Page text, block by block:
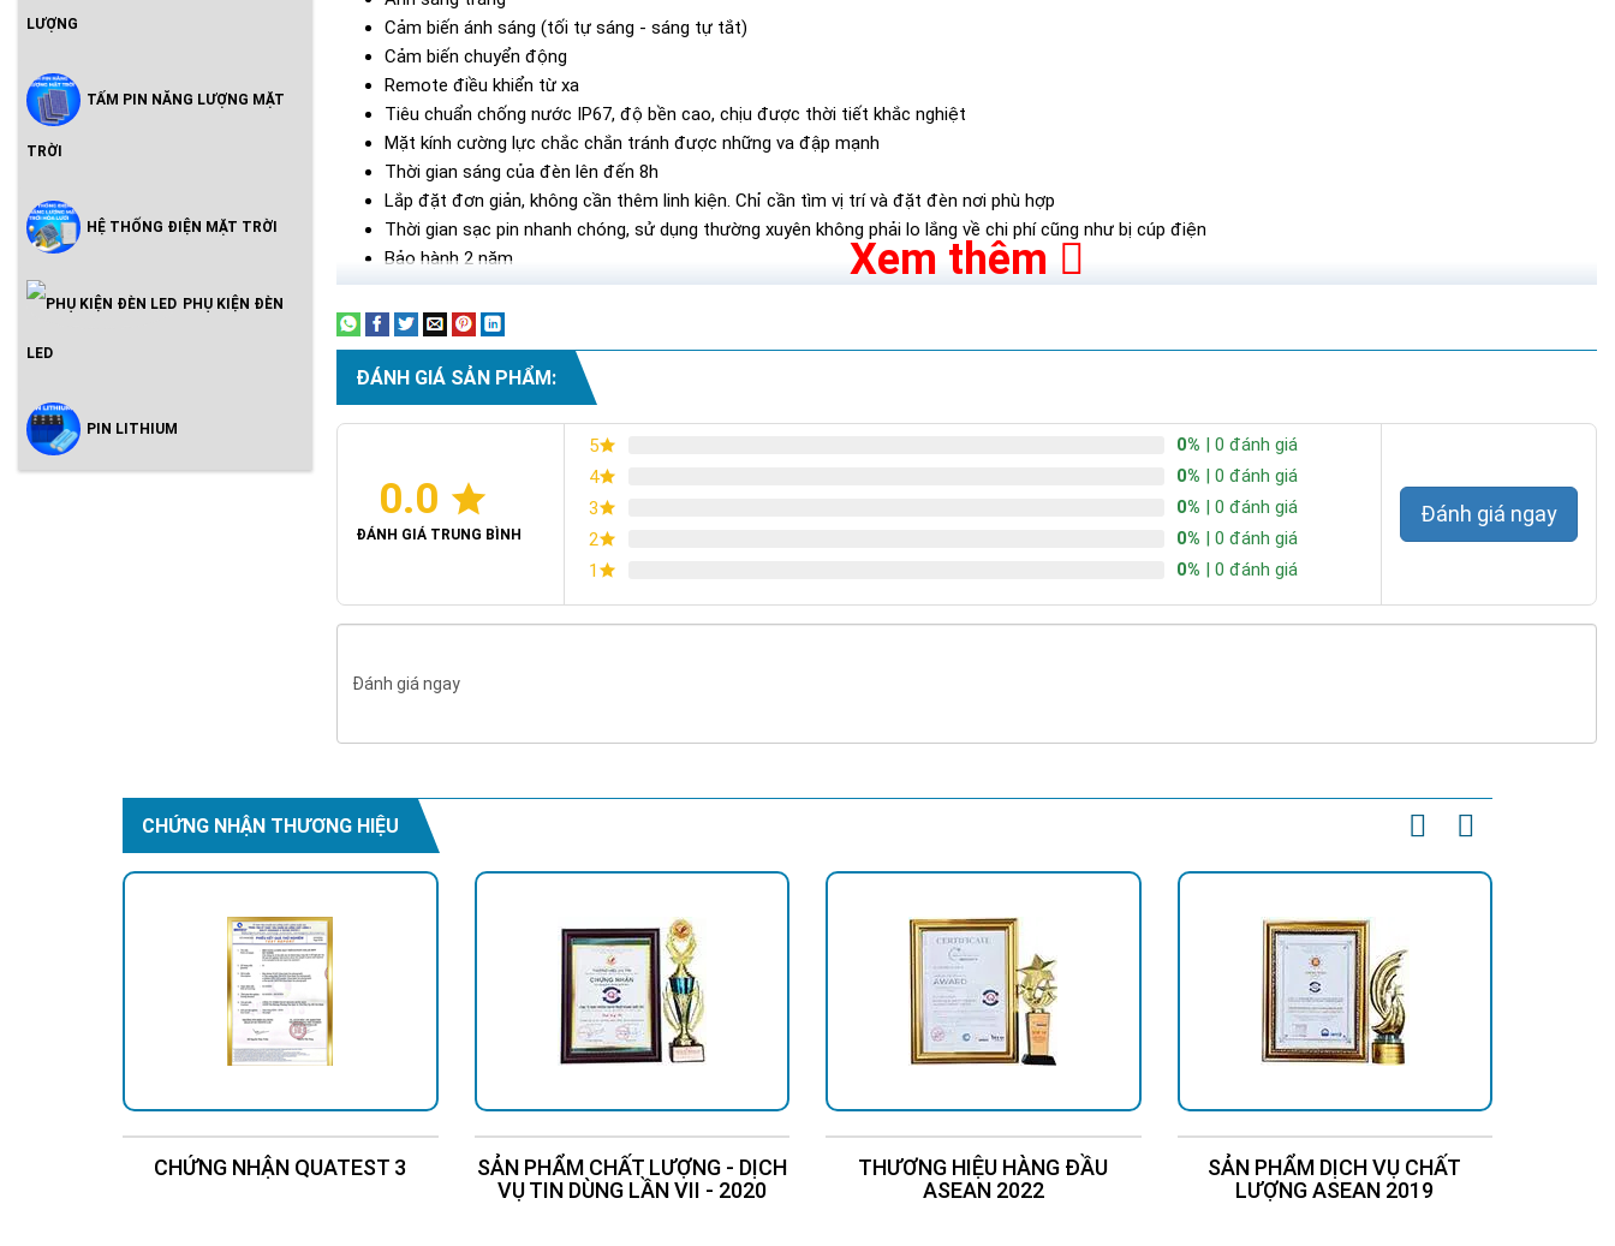
LƯỢNG
TẤM PIN NĂNG LƯỢNG MẶT
TRỜI
HỆ THỐNG ĐIỆN MẶT TRỜI
Inveter Hòa Lưới Có Lưu Trữ -
PHỤ KIỆN ĐÈN
LED
PIN LITHIUM
Cảm biến ánh sáng (tối tự sáng - sáng tự tắt)
Cảm biến chuyển động
Remote điều khiển từ xa
Tiêu chuẩn chống nước IP67, độ bền cao, chịu được thời tiết khắc nghiệt
Mặt kính cường lực chắc chắn tránh được những va đập mạnh
Thời gian sáng của đèn lên đến 8h
Lắp đặt đơn giản, không cần thêm linh kiện. Chỉ cần tìm vị trí và đặt đèn nơi phù hợp
Thời gian sạc pin nhanh chóng, sử dụng thường xuyên không phải lo lắng về chi phí cũng như bị cúp điện
Bảo hành 2 năm
Xem thêm
ĐÁNH GIÁ SẢN PHẨM:
0.0
ĐÁNH GIÁ TRUNG BÌNH
5 0% | 0 đánh giá
4
0% | 0 đánh giá
3
0% | 0 đánh giá
2
0% | 0 đánh giá
1
0% | 0 đánh giá
Đánh giá ngay
Đánh giá ngay
CHỨNG NHẬN THƯƠNG HIỆU
CHỨNG NHẬN QUATEST 3
SẢN PHẨM CHẤT LƯỢNG - DỊCH
VỤ TIN DÙNG LẦN VII - 2020
THƯƠNG HIỆU HÀNG ĐẦU
ASEAN 2022
SẢN PHẨM DỊCH VỤ CHẤT
LƯỢNG ASEAN 2019